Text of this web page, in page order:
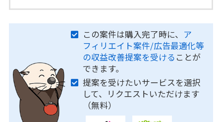
この案件は購入完了時に、 ア
フィリエイト案件/広告最適化等
の収益改善提案を受ける ことが
できます。
提案を受けたいサービスを選択
して、リクエストいただけます
（無料）